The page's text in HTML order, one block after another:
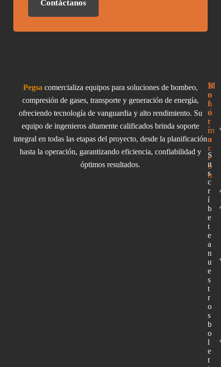
Contáctanos
Pegsa comercializa equipos para soluciones de bombeo,
compresión de gases, transporte y generación de energía,
ofreciendo tecnología de vanguardia y alto rendimiento. Su
equipo de ingenieros altamente calificados brinda soporte
integral en todas las etapas del proyecto, desde la planificación
hasta la operación, garantizando eficiencia, confiabilidad y
óptimos resultados.
I
n
f
o
r
m
a
c
i
ó
n
M
e
n
ú
B
o
l
e
t
í
n
S
u
s
c
r
í
b
e
t
e
a
n
u
e
s
t
r
o
s
b
o
l
e
t